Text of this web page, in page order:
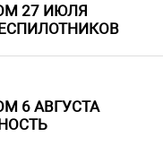
27 ИЮЛЯ
6 АВГУСТА